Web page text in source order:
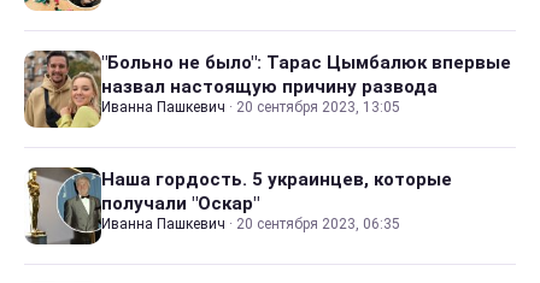
"Больно не было": Тарас Цымбалюк впервые
назвал настоящую причину развода
Иванна Пашкевич · 20 сентября 2023, 13:05
Наша гордость. 5 украинцев, которые
получали "Оскар"
Иванна Пашкевич · 20 сентября 2023, 06:35